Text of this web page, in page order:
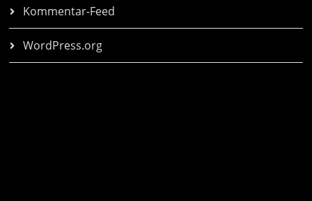
Kommentar-Feed
WordPress.org